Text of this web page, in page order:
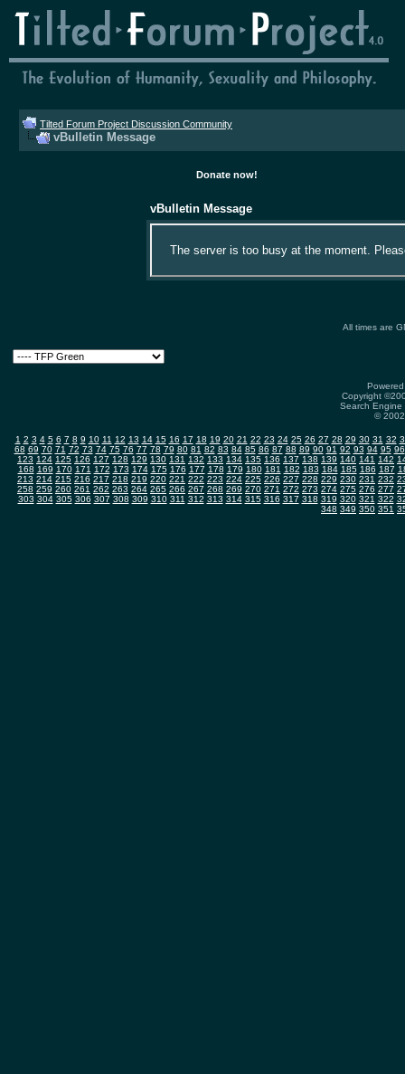
Tilted Forum Project Discussion Community
vBulletin Message
Donate now!
vBulletin Message
The server is too busy at the moment.
All times are
Copyright
Search
©
1 2 3 4 5 6 7 8 9 10 11 12 13 14 15 16 17 18 19 20 21 22 23 24 25 26 27 28 29 30 31 32
68 69 70 71 72 73 74 75 76 77 78 79 80 81 82 83 84 85 86 87 88 89 90 91 92 93 94 95 96
123 124 125 126 127 128 129 130 131 132 133 134 135 136 137 138 139 140 141 142
168 169 170 171 172 173 174 175 176 177 178 179 180 181 182 183 184 185 186 187
213 214 215 216 217 218 219 220 221 222 223 224 225 226 227 228 229 230 231 232
258 259 260 261 262 263 264 265 266 267 268 269 270 271 272 273 274 275 276 277
303 304 305 306 307 308 309 310 311 312 313 314 315 316 317 318 319 320 321 322
348 349 350 351